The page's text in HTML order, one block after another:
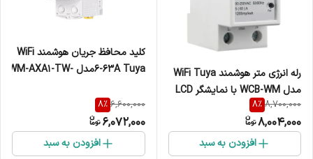
رله انرژی متر هوشمند WiFi Tuya
مدل WCB-WM با نمایشگر LCD
و کنترل و قطع جریان
8,700,000
8%
8,004,000
افزودن به سبد
کلید محافظ جریان هوشمند WiFi
6-63A Tuyaمدل WM-AXA1-TW-
نمایشگر LCD
6,600,000
8%
6,072,000
افزودن به سبد